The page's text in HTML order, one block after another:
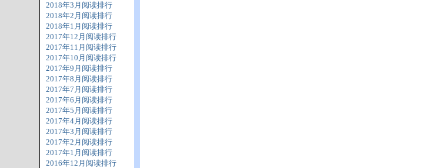
2018年3月阅读排行
2018年2月阅读排行
2018年1月阅读排行
2017年12月阅读排行
2017年11月阅读排行
2017年10月阅读排行
2017年9月阅读排行
2017年8月阅读排行
2017年7月阅读排行
2017年6月阅读排行
2017年5月阅读排行
2017年4月阅读排行
2017年3月阅读排行
2017年2月阅读排行
2017年1月阅读排行
2016年12月阅读排行